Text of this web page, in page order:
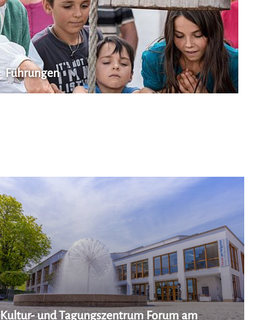
Führungen
Kultur- und Tagungszentrum Forum am